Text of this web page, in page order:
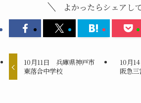
よかったらシェアし
10月11日 兵庫県神戸市
東落合中学校
10月
阪急